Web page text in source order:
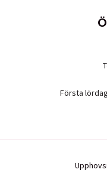
Första